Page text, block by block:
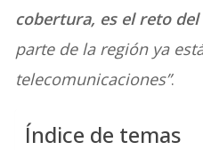
cobertura, es el reto del
parte de la región ya
telecomunicaciones”.
Índice de temas